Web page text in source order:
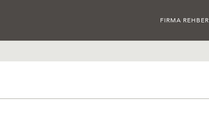
FIRMA REHBERI